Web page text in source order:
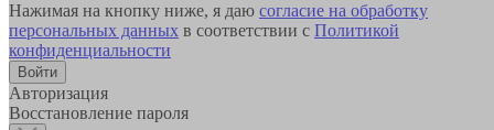
Нажимая на кнопку ниже, я даю согласие на обработку
персональных данных в соответствии с Политикой
конфиденциальности
Авторизация
Восстановление пароля